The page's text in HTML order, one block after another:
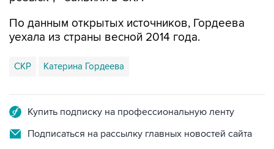
По данным открытых источников, Гордеева
уехала из страны весной 2014 года.
СКР Катерина Гордеева
Купить подписку на профессиональную ленту
Подписаться на рассылку главных новостей сайта